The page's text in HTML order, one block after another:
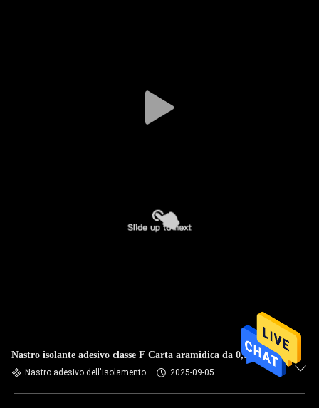
Nastro isolante adesivo classe F Carta aramidica da 0,10 mm
Nastro adesivo dell'isolamento 2025-09-05